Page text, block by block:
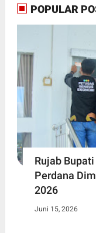
POPULAR
Rujab
Perdana
2026
Juni 15, 2026